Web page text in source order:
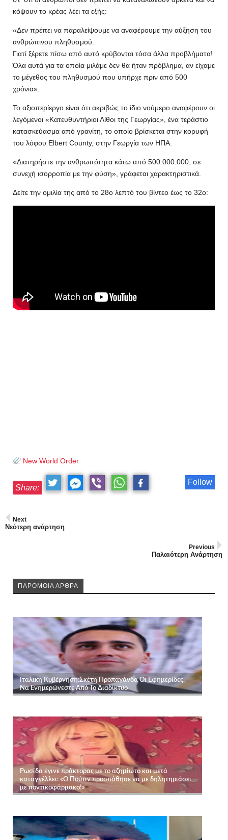
κόψουν το κρέας λέει τα εξής:
«Δεν πρέπει να παραλείψουμε να αναφέρουμε την αύξηση του
ανθρώπινου πληθυσμού.
Γιατί ξέρετε πίσω από αυτό κρύβονται τόσα άλλα προβλήματα!
Όλα αυτά για τα οποία μιλάμε δεν θα ήταν πρόβλημα, αν είχαμε
το μέγεθος του πληθυσμού που υπήρχε πριν από 500
χρόνια».
Το αξιοπερίεργο είναι ότι ακριβώς το ίδιο νούμερο αναφέρουν οι
λεγόμενοι «Κατευθυντήριοι Λίθοι της Γεωργίας», ένα τεράστιο
κατασκεύασμα από γρανίτη, το οποίο βρίσκεται στην κορυφή
του λόφου Elbert County, στην Γεωργία των ΗΠΑ.
«Διατηρήστε την ανθρωπότητα κάτω από 500.000.000, σε
συνεχή ισορροπία με την φύση», γράφεται χαρακτηριστικά.
Δείτε την ομιλία της από το 28ο λεπτό του βίντεο έως το 32ο:
New World Order
Follow
Share:
Next
Νεότερη ανάρτηση
Previous
Παλαιότερη Ανάρτηση
ΠΑΡΟΜΟΙΑ ΑΡΘΡΑ